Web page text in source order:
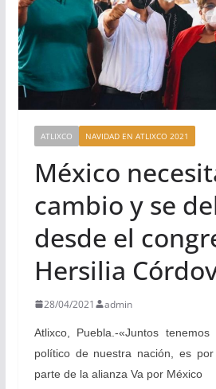
ATLIXCO NAVIDAD EN ATLIXCO 2021
México
cambio y se
desde el
Hersilia
28/04/2021 admin
Atlixco, Puebla.-«Juntos
político de nuestra nación, es
parte de la alianza Va por México